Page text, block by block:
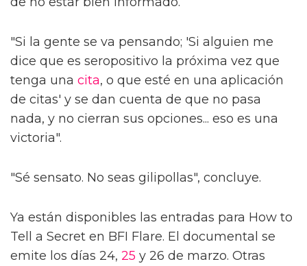
"Si la gente se va pensando; 'Si alguien me
dice que es seropositivo la próxima vez que
tenga una cita, o que esté en una aplicación
de citas' y se dan cuenta de que no pasa
nada, y no cierran sus opciones... eso es una
victoria".
"Sé sensato. No seas gilipollas", concluye.
Ya están disponibles las entradas para How to
Tell a Secret en BFI Flare. El documental se
emite los días 24, 25 y 26 de marzo. Otras